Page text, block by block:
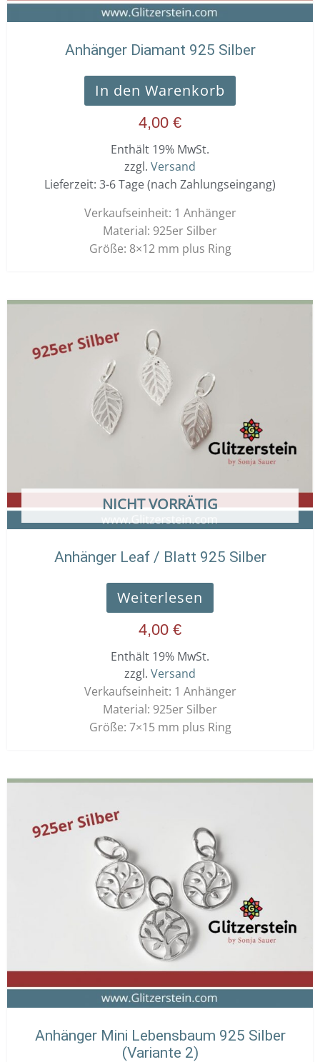
Anhänger Diamant 925 Silber
In den Warenkorb
4,00 €
Enthält 19% MwSt.
zzgl. Versand
Lieferzeit: 3-6 Tage (nach Zahlungseingang)
Verkaufseinheit: 1 Anhänger
Material: 925er Silber
Größe: 8×12 mm plus Ring
NICHT VORRÄTIG
Anhänger Leaf / Blatt 925 Silber
Weiterlesen
4,00 €
Enthält 19% MwSt.
zzgl. Versand
Verkaufseinheit: 1 Anhänger
Material: 925er Silber
Größe: 7×15 mm plus Ring
Anhänger Mini Lebensbaum 925 Silber
(Variante 2)